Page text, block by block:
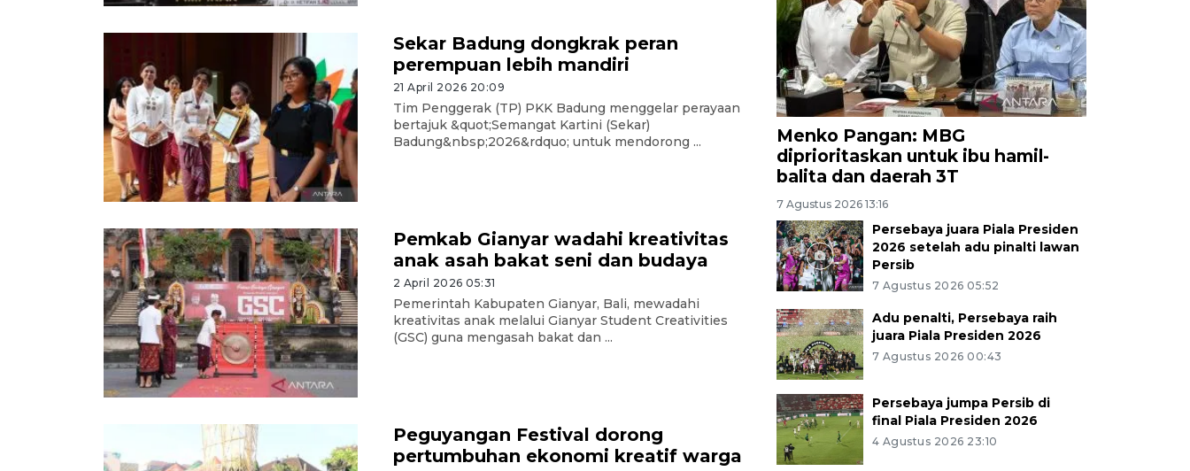
Sekar Badung dongkrak peran
perempuan lebih mandiri
21 April 2026 20:09
Tim Penggerak (TP) PKK Badung menggelar perayaan
bertajuk &quot;Semangat Kartini (Sekar)
Badung&nbsp;2026&rdquo; untuk mendorong ...
Pemkab Gianyar wadahi kreativitas
anak asah bakat seni dan budaya
2 April 2026 05:31
Pemerintah Kabupaten Gianyar, Bali, mewadahi
kreativitas anak melalui Gianyar Student Creativities
(GSC) guna mengasah bakat dan ...
Peguyangan Festival dorong
pertumbuhan ekonomi kreatif warga
Menko Pangan: MBG
diprioritaskan untuk ibu hamil-
balita dan daerah 3T
7 Agustus 2026 13:16
Persebaya juara Piala Presiden
2026 setelah adu pinalti lawan
Persib
7 Agustus 2026 05:52
Adu penalti, Persebaya raih
juara Piala Presiden 2026
7 Agustus 2026 00:43
Persebaya jumpa Persib di
final Piala Presiden 2026
4 Agustus 2026 23:10